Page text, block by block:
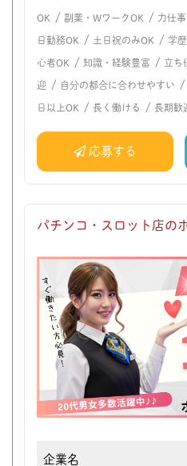
OK / 副業・WワークOK / 力仕
日勤務OK / 土日祝のみOK / 学
心者OK / 知識・経験豊富 / 立ち
迎 / 自分の都合に合わせやすい /
日以上OK / 長く働ける / 長期歓
応募する
パチンコ・スロット店の
企業名